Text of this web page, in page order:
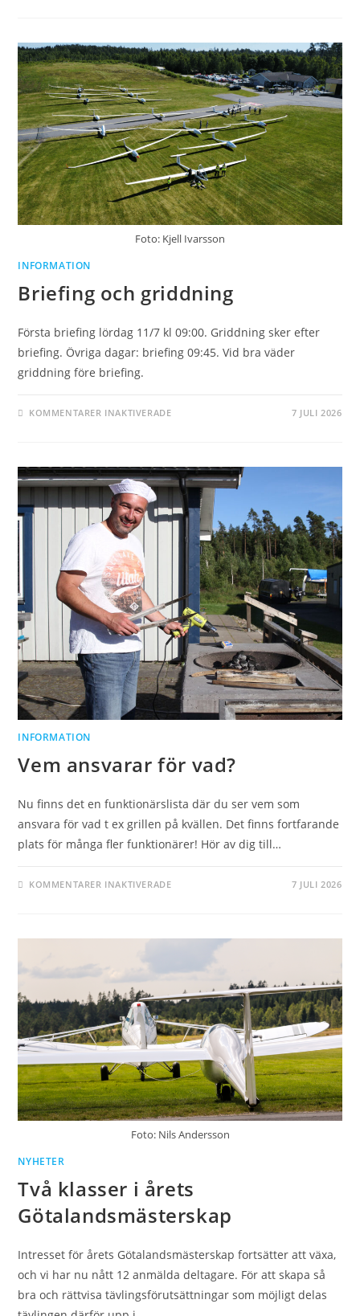
Foto: Kjell Ivarsson
INFORMATION
Briefing och griddning
Första briefing lördag 11/7 kl 09:00. Griddning sker efter
briefing. Övriga dagar: briefing 09:45. Vid bra väder
griddning före briefing.
KOMMENTARER INAKTIVERADEFÖR 7 JULI 2026
INFORMATION
Vem ansvarar för vad?
Nu finns det en funktionärslista där du ser vem som
ansvara för vad t ex grillen på kvällen. Det finns fortfarande
plats för många fler funktionärer! Hör av dig till…
KOMMENTARER INAKTIVERADEFÖR 7 JULI 2026
Foto: Nils Andersson
NYHETER
Två klasser i årets
Götalandsmästerskap
Intresset för årets Götalandsmästerskap fortsätter att växa,
och vi har nu nått 12 anmälda deltagare. För att skapa så
bra och rättvisa tävlingsförutsättningar som möjligt delas